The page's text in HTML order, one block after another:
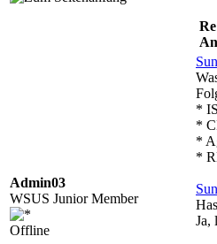
Admin03
WSUS Junior Member
Offline
*
*
*
*
Ja,